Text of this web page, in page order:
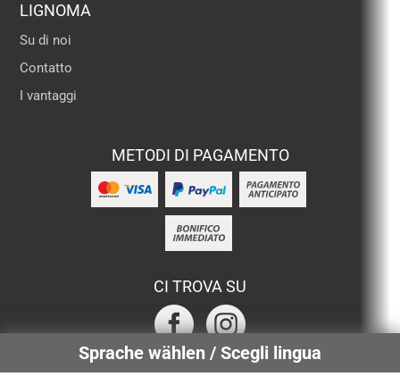
Sprache wählen / Scegli lingua
LIGNOMA
Su di noi
Contatto
I vantaggi
METODI DI PAGAMENTO
CI TROVA SU
SERVIZI CERTIFICATI